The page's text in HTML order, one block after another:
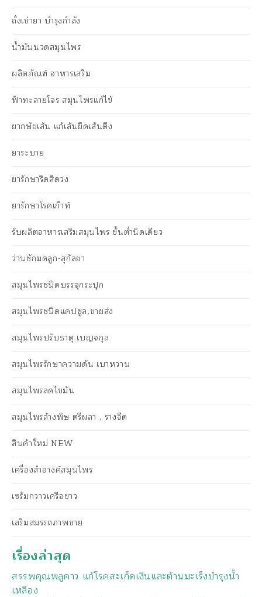
ถั่งเช่ายา บำรุงกำลัง
น้ำมันนวดสมุนไพร
ผลิตภัณฑ์ อาหารเสริม
ฟ้าทะลายโจร สมุนไพรแก้ไข้
ยากษัยเส้น แก้เส้นยึดเส้นตึง
ยาระบาย
ยารักษาริดสีดวง
ยารักษาโรคเก๊าท์
รับผลิตอาหารเสริมสมุนไพร ขั้นต่ำนิดเดียว
ว่านชักมดลูก-สุกัลยา
สมุนไพรชนิดบรรจุกระปุก
สมุนไพรชนิดแคปซูล,ขายส่ง
สมุนไพรปรับธาตุ เบญจกุล
สมุนไพรรักษาความดัน เบาหวาน
สมุนไพรลดไขมัน
สมุนไพรล้างพิษ ตรีผลา , รางจืด
สินค้าใหม่ NEW
เครื่องสำอางค์สมุนไพร
เซรั่มกวาวเครือขาว
เสริมสมรรถภาพชาย
เรื่องล่าสุด
สรรพคุณพลูคาว แก้โรคสะเก็ดเงินและต้านมะเร็งบำรุงน้ำ
เหลือง